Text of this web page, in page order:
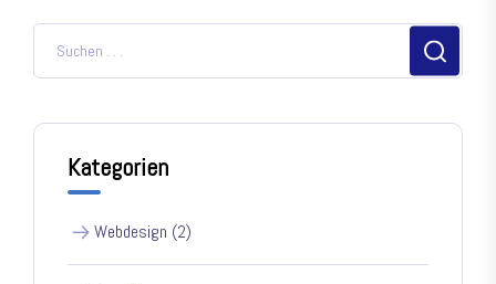
Kategorien
Webdesign (2)